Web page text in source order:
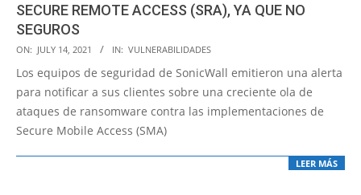
SECURE REMOTE ACCESS (SRA), YA QUE NO
SEGUROS
2021-
07-
ON: JULY 14, 2021 IN: VULNERABILIDADES
Los equipos de seguridad de SonicWall emitieron una alerta
para notificar a sus clientes sobre una creciente ola de
ataques de ransomware contra las implementaciones de
Secure Mobile Access (SMA)
LEER MÁS